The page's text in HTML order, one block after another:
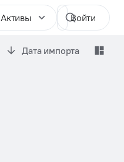
Активы Войти
Дата импорта